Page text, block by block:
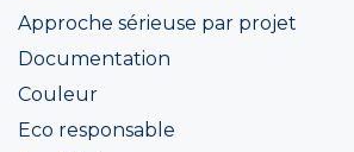
Approche sérieuse par projet
Documentation
Couleur
Eco responsable